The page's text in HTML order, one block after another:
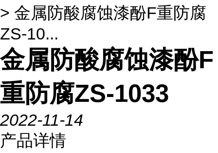
> 金属防酸腐蚀漆酚F重防腐
ZS-10...
金属防酸腐蚀漆酚F
重防腐ZS-1033
2022-11-14
产品详情